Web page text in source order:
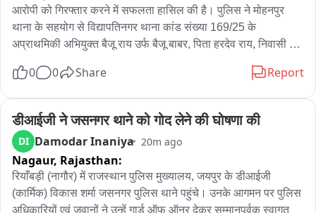
आरोपी को गिरफ्तार करने में सफलता हासिल की है। पुलिस ने मोहनपुर
थाना के सहयोग से विद्यापतिनगर थाना कांड संख्या 169/25 के
अप्राथमिकी अभियुक्त बैजू राय उर्फ बैजू बाबर, पिता हरदेव राय, निवासी
पुलिस के अनुसार गिरफ्तार अभियुक्त 9 नवंबर 2025 को हुए डीसीएम ट्रक
आधार पर विद्यापतिनगर थाना एवं मोहनपुर थाना की संयुक्त कार्रवाई में उसे
गिरफ्तार किया गया। घटना के संबंध में सर्किल इंस्पेक्टर पिंकी प्रसाद का
कहना है कि गिरफ्तार अभियुक्त को न्यायिक हिरासत में जेल भेज दिया गया
है।
0 0 Share Report
डीआईजी ने जसनगर थाने को गोद लेने की घोषणा की
DI Damodar Inaniya 20m ago
Nagaur, Rajasthan:
रियाँबड़ी (नागौर) में राजस्थान पुलिस मुख्यालय, जयपुर के डीआईजी
(कार्मिक) विकास शर्मा जसनगर पुलिस थाने पहुंचे। उनके आगमन पर पुलिस
अधिकारियों एवं जवानों ने उन्हें गार्ड ऑफ ऑनर देकर सम्मानपूर्वक स्वागत